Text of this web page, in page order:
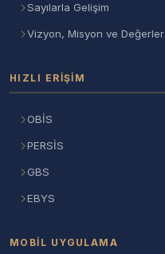
Sayılarla Gelişim
Vizyon, Misyon ve Değerler
HIZLI ERIŞIM
OBİS
PERSİS
GBS
EBYS
MOBIL UYGULAMA